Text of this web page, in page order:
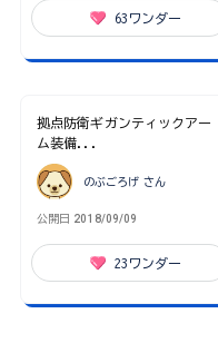
63 ワンダー
拠点防衛ギガンティックアー
ム装備...
のぶごろげ さん
公開日 2018/09/09
23 ワンダー